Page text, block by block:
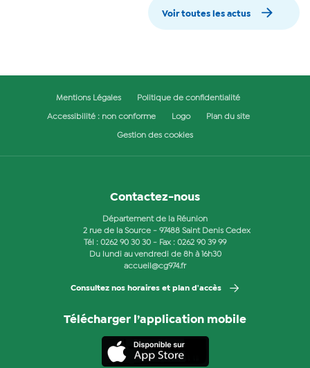
Voir toutes les actus
Mentions Légales Politique de confidentialité
Accessibilité : non conforme Logo Plan du site
Gestion des cookies
Contactez-nous
Département de la Réunion
2 rue de la Source - 97488 Saint Denis Cedex
Tél : 0262 90 30 30 - Fax : 0262 90 39 99
Du lundi au vendredi de 8h à 16h30
accueil@cg974.fr
Consultez nos horaires et plan d'accès
Télécharger l’application mobile